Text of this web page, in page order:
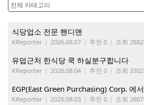
식당업소 전문 핸디맨
KReporter | 2026.08.07 | 추천 0 | 조회 2882
유덥근처 한식당 쿡 하실분구합니다
KReporter | 2026.08.04 | 추천 0 | 조회 3302
KReporter | 2026.08.03 | 추천 0 | 조회 2807